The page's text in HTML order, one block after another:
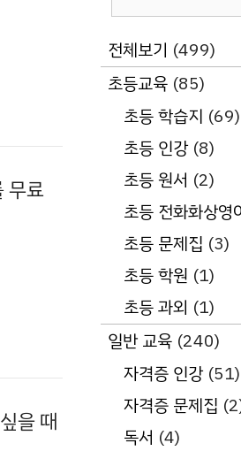
무료
을 때
전체보기 (499)
초등교육 (85)
초등 학습지 (69)
초등 인강(8)
초등 원서 (2)
초등 전화화상영
초등 문제집 (3)
초등 학원 (1)
초등 과외 (1)
일반 교육 (240)
자격증 인강(51)
자격증 문제집
독서 (4)